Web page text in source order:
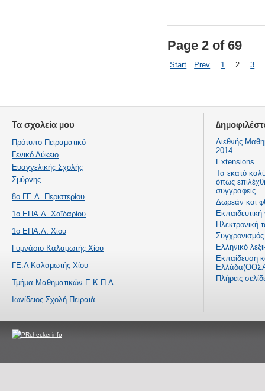
Page 2 of 69
Start Prev 1 2 3
Τα σχολεία μου
Πρότυπο Πειραματικό
Γενικό Λύκειο
Ευαγγελικής Σχολής
Σμύρνης
8ο ΓΕ.Λ. Περιστερίου
1ο ΕΠΑ.Λ. Χαϊδαρίου
1ο ΕΠΑ.Λ. Χίου
Γυμνάσιο Καλαμωτής Χίου
ΓΕ.Λ Καλαμωτής Χίου
Τμήμα Μαθηματικών Ε.Κ.Π.Α.
Ιωνίδειος Σχολή Πειραιά
Διεθνής
2014
Extensions
Τα εκατό
όπως
συγγραφείς.
Δωρεάν και
Ηλεκτρονική
Ελληνικό
Εκπαίδευση
Πλήρεις